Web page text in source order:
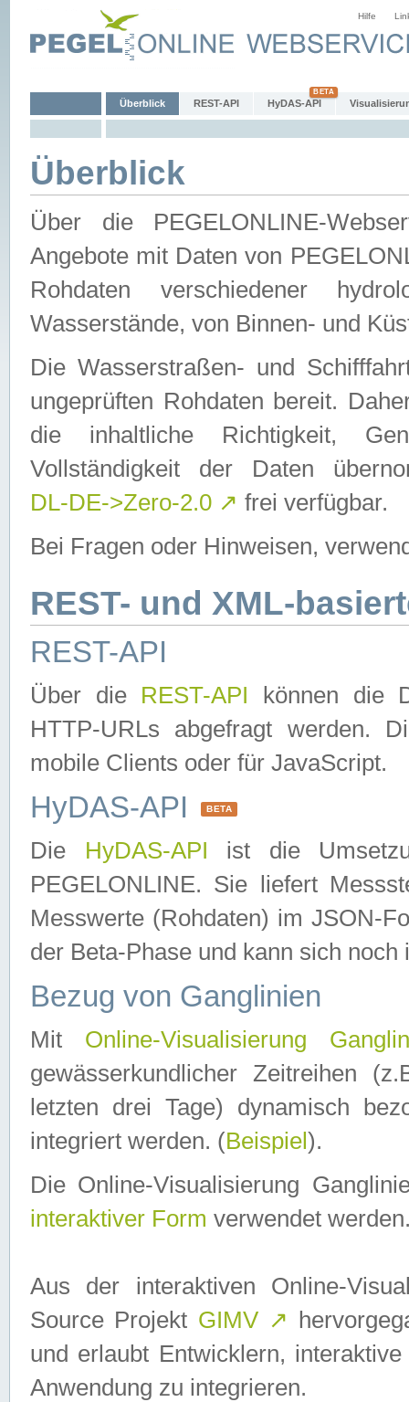
Hilfe
Überblick REST-API HyDAS-API
Überblick
Über die PEGELONLINE-
Angebote mit Daten von
Rohdaten verschiedener
Wasserstände, von Binnen- und
Die Wasserstraßen- und
ungeprüften Rohdaten bereit.
die inhaltliche Richtigkeit,
Vollständigkeit der Daten
DL-DE->Zero-2.0 ↗ frei verfügbar.
Bei Fragen oder Hinweisen,
REST- und XML-
REST-API
Über die REST-API können die
HTTP-URLs abgefragt werden.
mobile Clients oder für JavaScript.
HyDAS-API BETA
Die HyDAS-API ist die
PEGELONLINE. Sie liefert
Messwerte (Rohdaten) im JSON-
der Beta-Phase und kann sich noch
Bezug von Ganglinien
Mit Online-Visualisierung
gewässerkundlicher Zeitreihen
letzten drei Tage) dynamisch
integriert werden. (Beispiel ).
Die Online-Visualisierung
interaktiver Form verwendet
Aus der interaktiven Online-
Source Projekt GIMV ↗
und erlaubt Entwicklern,
Anwendung zu integrieren.